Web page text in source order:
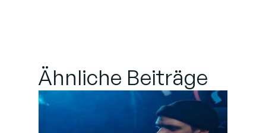
suitable
Practices für die
Ähnliche Beiträge